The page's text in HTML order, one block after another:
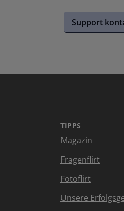
Support
TIPPS
Magazin
Fragenflirt
Fotoflirt
Unsere